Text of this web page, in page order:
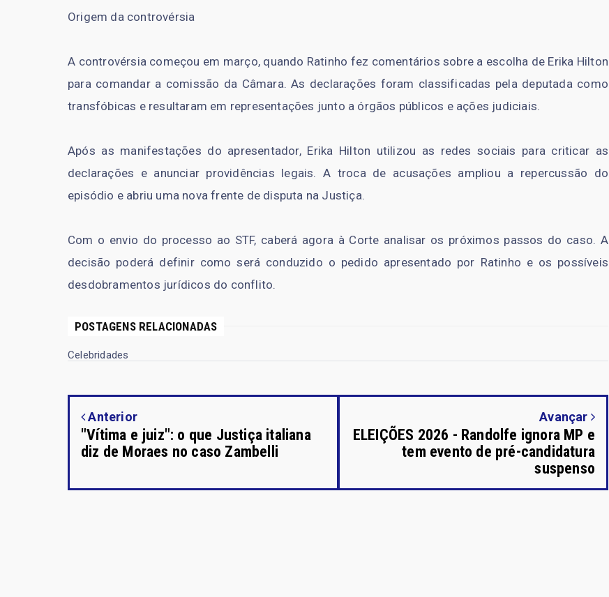
Origem da controvérsia
A controvérsia começou em março, quando Ratinho fez comentários sobre a escolha de Erika Hilton
para comandar a comissão da Câmara. As declarações foram classificadas pela deputada como
transfóbicas e resultaram em representações junto a órgãos públicos e ações judiciais.
Após as manifestações do apresentador, Erika Hilton utilizou as redes sociais para criticar as
declarações e anunciar providências legais. A troca de acusações ampliou a repercussão do
episódio e abriu uma nova frente de disputa na Justiça.
Com o envio do processo ao STF, caberá agora à Corte analisar os próximos passos do caso. A
decisão poderá definir como será conduzido o pedido apresentado por Ratinho e os possíveis
desdobramentos jurídicos do conflito.
POSTAGENS RELACIONADAS
Celebridades
Anterior
"Vítima e juiz": o que Justiça italiana
diz de Moraes no caso Zambelli
Avançar
ELEIÇÕES 2026 - Randolfe ignora MP e
tem evento de pré-candidatura
suspenso